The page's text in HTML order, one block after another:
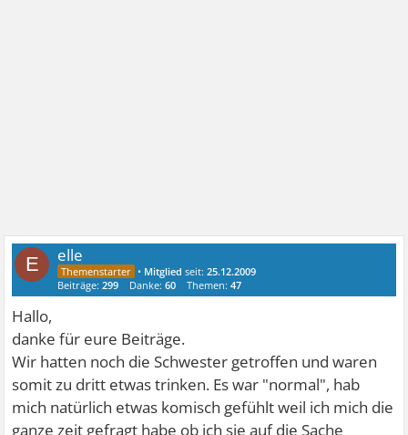
E elle
• Mitglied seit:25.12.2009
Beiträge:299 Danke:60 Themen:47
Hallo,
danke für eure Beiträge.
Wir hatten noch die Schwester getroffen und waren
somit zu dritt etwas trinken. Es war "normal", hab
mich natürlich etwas komisch gefühlt weil ich mich die
ganze zeit gefragt habe ob ich sie auf die Sache